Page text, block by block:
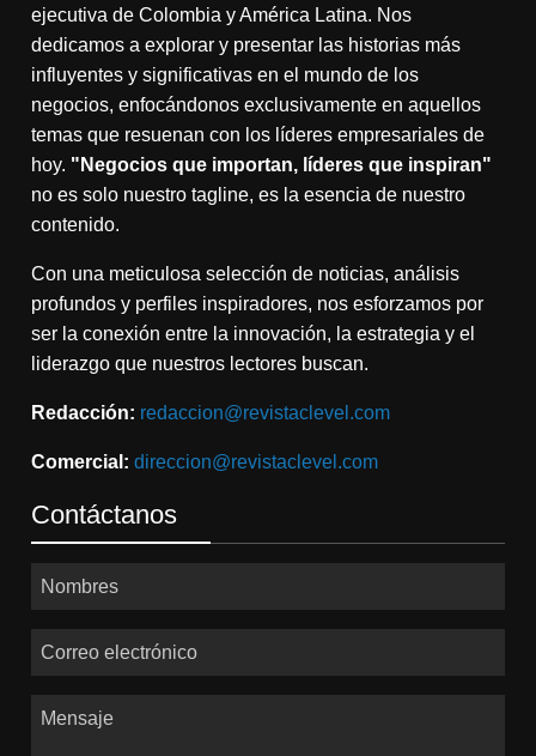
ejecutiva de Colombia y América Latina. Nos
dedicamos a explorar y presentar las historias más
influyentes y significativas en el mundo de los
negocios, enfocándonos exclusivamente en aquellos
temas que resuenan con los líderes empresariales de
hoy. "Negocios que importan, líderes que inspiran"
no es solo nuestro tagline, es la esencia de nuestro
contenido.
Con una meticulosa selección de noticias, análisis
profundos y perfiles inspiradores, nos esforzamos por
ser la conexión entre la innovación, la estrategia y el
liderazgo que nuestros lectores buscan.
Redacción: redaccion@revistaclevel.com
Comercial: direccion@revistaclevel.com
Contáctanos
Nombres
Correo electrónico
Mensaje